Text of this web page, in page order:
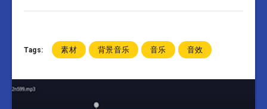
Tags: 素材 背景音乐 音乐 音效